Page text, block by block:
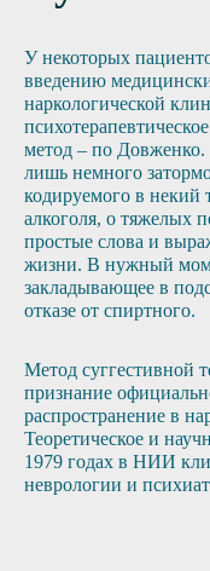
У некоторых
введению
наркологической
метод – по Довженко.
лишь немного
кодируемого в некий
алкоголя, о тяжелых
простые слова и
жизни. В нужный
закладывающее в
отказе от спиртного.
Метод суггестивной
признание
распространение в
Теоретическое и
1979 годах в НИИ
неврологии и